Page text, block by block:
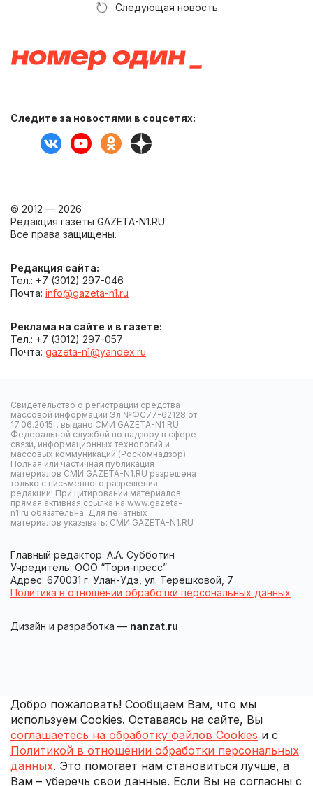
Следующая новость
Следите за новостями в соцсетях:
© 2012 — 2026
Редакция газеты GAZETA-N1.RU
Все права защищены.
Редакция сайта:
Тел.: +7 (3012) 297-046
Почта: info@gazeta-n1.ru
Реклама на сайте и в газете:
Тел.: +7 (3012) 297-057
Почта: gazeta-n1@yandex.ru
Свидетельство о регистрации средства
массовой информации Эл №ФС77-62128 от
17.06.2015г. выдано СМИ GAZETA-N1.RU
Федеральной службой по надзору в сфере
связи, информационных технологий и
массовых коммуникаций (Роскомнадзор).
Полная или частичная публикация
материалов СМИ GAZETA-N1.RU разрешена
только с письменного разрешения
редакции! При цитировании материалов
прямая активная ссылка на www.gazeta-
n1.ru обязательна. Для печатных
материалов указывать: СМИ GAZETA-N1.RU
Главный редактор: А.А. Субботин
Учредитель: ООО “Тори-пресс”
Адрес: 670031 г. Улан-Удэ, ул. Терешковой, 7
Политика в отношении обработки персональных данных
Дизайн и разработка — nanzat.ru
Добро пожаловать! Сообщаем Вам, что мы
используем Cookies. Оставаясь на сайте, Вы
соглашаетесь на обработку файлов Cookies и с
Политикой в отношении обработки персональных
данных. Это помогает нам становиться лучше, а
Вам – уберечь свои данные. Если Вы не согласны с